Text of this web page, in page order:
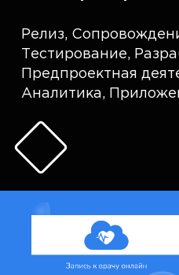
Релиз,
Тестирование,
Предпроектная
Аналитика,